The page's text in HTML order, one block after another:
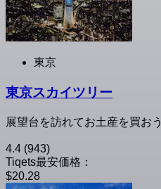
東京
東京スカイツリー
展望台を訪れてお土産を買おう
4.4 (943)
Tiqets最安価格：
$20.28